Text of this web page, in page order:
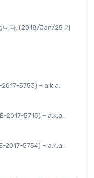
5753) – a.k.a.
2017-5715) – a.k.a.
2017-5754) – a.k.a.